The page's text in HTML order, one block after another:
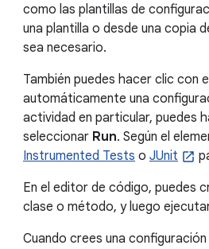
como las plantillas de
una plantilla o desde una copia
sea necesario.
También puedes hacer clic con
automáticamente una
actividad en particular, puedes
seleccionar Run. Según el
Instrumented Tests o JUnit
En el editor de código, puedes
clase o método, y luego
Cuando crees una